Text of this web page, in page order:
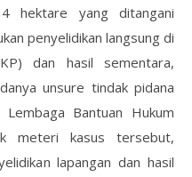
hektare yang ditangani
penyelidikan langsung di
dan hasil sementara,
unsure tindak pidana
Bantuan Hukum
meteri kasus tersebut,
lapangan dan hasil